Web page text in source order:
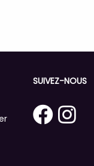
SUIVEZ-NOUS